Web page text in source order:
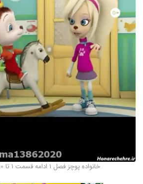
خانواده پوچز فصل 1 ادامه قسمت 1 تا 10 دوبله فارسی